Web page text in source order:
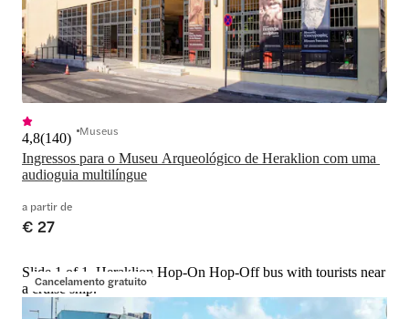
Ingressos para o Museu Arqueológico de Heraklion com uma
audioguia multilíngue
4,8(140) Museus
a partir de
€ 27
Cancelamento gratuito
Slide 1 of 1, Heraklion Hop-On Hop-Off bus with tourists near
a cruise ship.